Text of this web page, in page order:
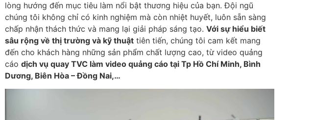
lòng hướng đến mục tiêu làm nổi bật thương hiệu của bạn. Đội ngũ
chúng tôi không chỉ có kinh nghiệm mà còn nhiệt huyết, luôn sẵn sàng
chấp nhận thách thức và mang lại giải pháp sáng tạo. Với sự hiểu biết
sâu rộng về thị trường và kỹ thuật tiên tiến, chúng tôi cam kết mang
đến cho khách hàng những sản phẩm chất lượng cao, từ video quảng
cáo dịch vụ quay TVC làm video quảng cáo tại Tp Hồ Chí Minh, Bình
Dương, Biên Hòa – Đồng Nai,…